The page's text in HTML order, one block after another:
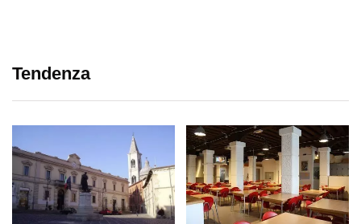
Tendenza